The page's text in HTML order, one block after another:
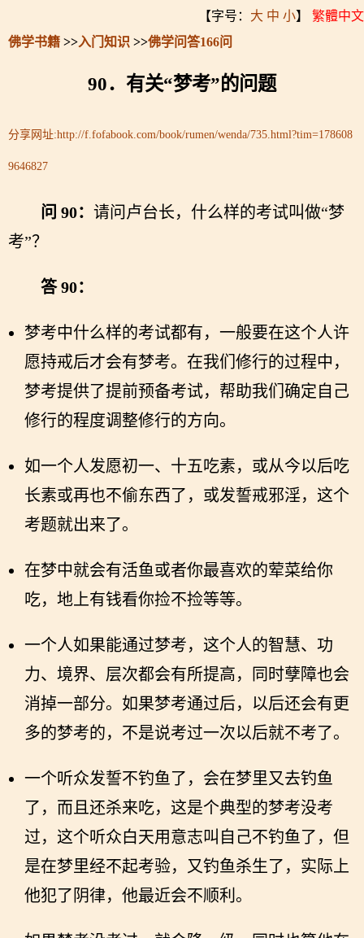
【字号： 大 中 小】
繁體中文
佛学书籍 >>入门知识 >>佛学问答166问
90．有关“梦考”的问题
分享网址:http://f.fofabook.com/book/rumen/wenda/735.html?tim=178608
9646827
问 90： 请问卢台长，什么样的考试叫做“梦
考”？
答 90：
梦考中什么样的考试都有，一般要在这个人许
愿持戒后才会有梦考。在我们修行的过程中，
梦考提供了提前预备考试，帮助我们确定自己
修行的程度调整修行的方向。
如一个人发愿初一、十五吃素，或从今以后吃
长素或再也不偷东西了，或发誓戒邪淫，这个
考题就出来了。
在梦中就会有活鱼或者你最喜欢的荤菜给你
吃，地上有钱看你捡不捡等等。
一个人如果能通过梦考，这个人的智慧、功
力、境界、层次都会有所提高，同时孽障也会
消掉一部分。如果梦考通过后，以后还会有更
多的梦考的，不是说考过一次以后就不考了。
一个听众发誓不钓鱼了，会在梦里又去钓鱼
了，而且还杀来吃，这是个典型的梦考没考
过，这个听众白天用意志叫自己不钓鱼了，但
是在梦里经不起考验，又钓鱼杀生了，实际上
他犯了阴律，他最近会不顺利。